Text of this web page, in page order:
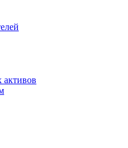
активов